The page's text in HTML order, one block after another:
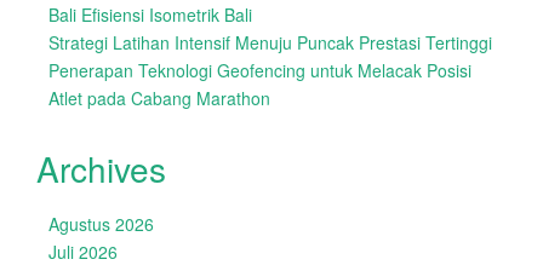
Bali Efisiensi Isometrik Bali
Strategi Latihan Intensif Menuju Puncak Prestasi Tertinggi
Penerapan Teknologi Geofencing untuk Melacak Posisi
Atlet pada Cabang Marathon
Archives
Agustus 2026
Juli 2026